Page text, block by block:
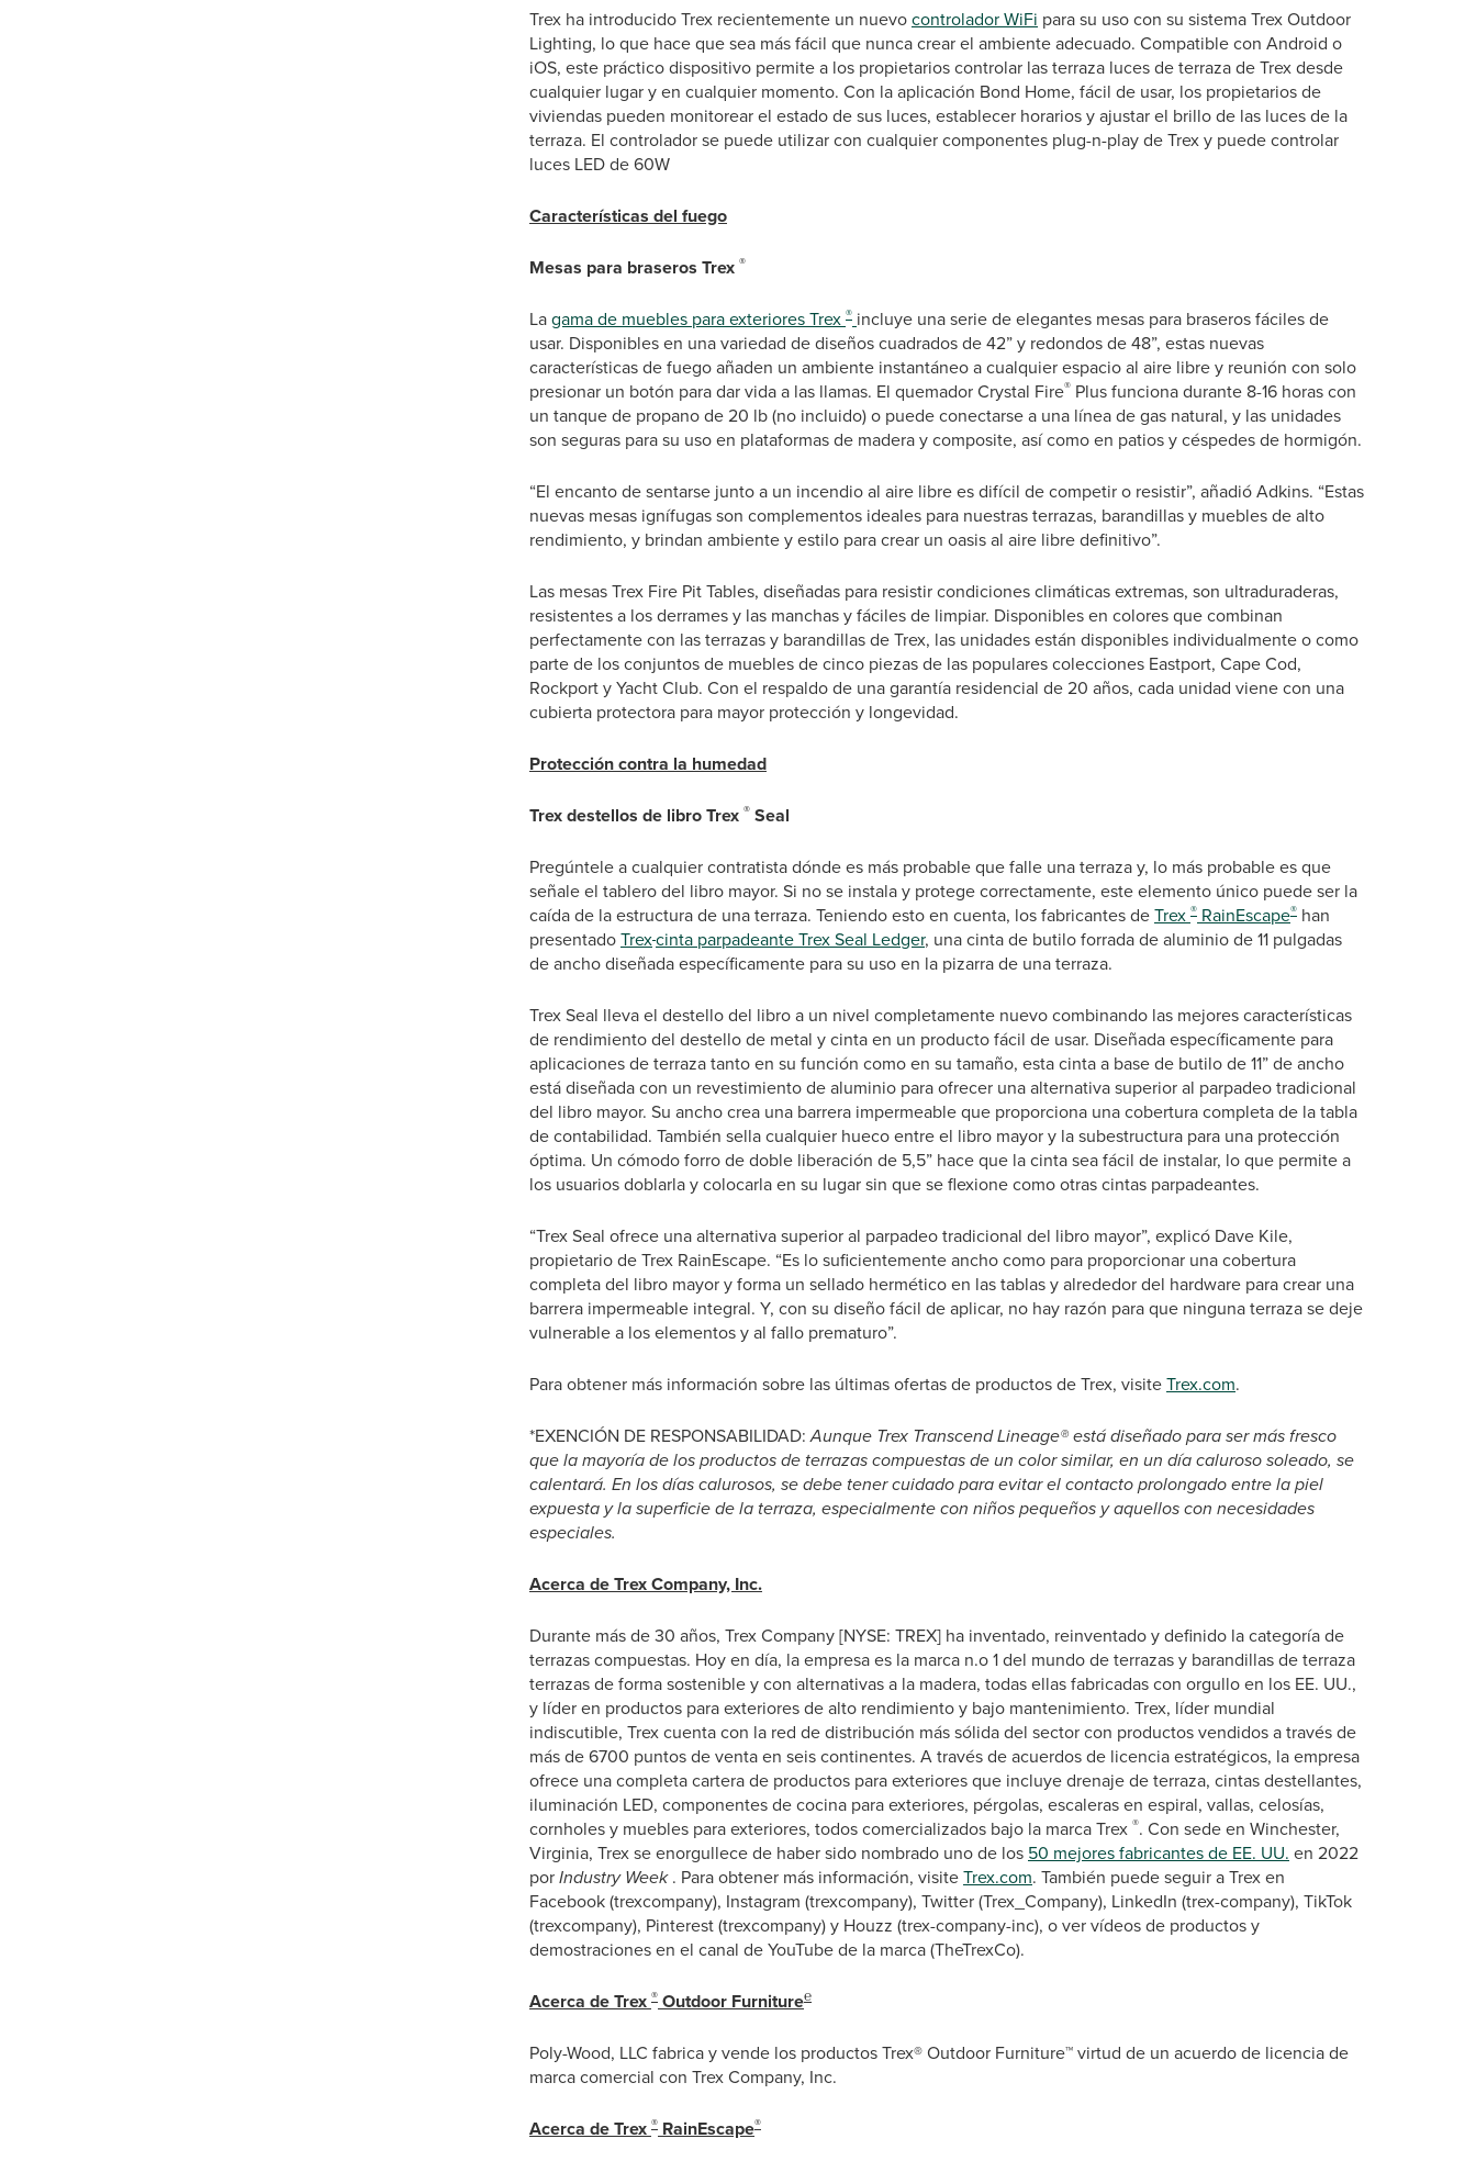
Trex ha introducido Trex recientemente un nuevocontrolador WiFi para su uso con su sistema Trex Outdoor
Lighting, lo que hace que sea más fácil que nunca crear el ambiente adecuado. Compatible con Android o
iOS, este práctico dispositivo permite a los propietarios controlar las terraza luces de terraza de Trex desde
cualquier lugar y en cualquier momento. Con la aplicación Bond Home, fácil de usar, los propietarios de
viviendas pueden monitorear el estado de sus luces, establecer horarios y ajustar el brillo de las luces de la
terraza. El controlador se puede utilizar con cualquier componentes plug-n-play de Trex y puede controlar
luces LED de 60W
Características del fuego
Mesas para braseros Trex ®
Lagama de muebles para exteriores Trex ® incluye una serie de elegantes mesas para braseros fáciles de
usar. Disponibles en una variedad de diseños cuadrados de 42” y redondos de 48”, estas nuevas
características de fuego añaden un ambiente instantáneo a cualquier espacio al aire libre y reunión con solo
presionar un botón para dar vida a las llamas. El quemador Crystal Fire® Plus funciona durante 8-16 horas con
un tanque de propano de 20 lb (no incluido) o puede conectarse a una línea de gas natural, y las unidades
son seguras para su uso en plataformas de madera y composite, así como en patios y céspedes de hormigón.
“El encanto de sentarse junto a un incendio al aire libre es difícil de competir o resistir”, añadió Adkins. “Estas
nuevas mesas ignífugas son complementos ideales para nuestras terrazas, barandillas y muebles de alto
rendimiento, y brindan ambiente y estilo para crear un oasis al aire libre definitivo”.
Las mesas Trex Fire Pit Tables, diseñadas para resistir condiciones climáticas extremas, son ultraduraderas,
resistentes a los derrames y las manchas y fáciles de limpiar. Disponibles en colores que combinan
perfectamente con las terrazas y barandillas de Trex, las unidades están disponibles individualmente o como
parte de los conjuntos de muebles de cinco piezas de las populares colecciones Eastport, Cape Cod,
Rockport y Yacht Club. Con el respaldo de una garantía residencial de 20 años, cada unidad viene con una
cubierta protectora para mayor protección y longevidad.
Protección contra la humedad
Trex destellos de libro Trex ® Seal
Pregúntele a cualquier contratista dónde es más probable que falle una terraza y, lo más probable es que
señale el tablero del libro mayor. Si no se instala y protege correctamente, este elemento único puede ser la
caída de la estructura de una terraza. Teniendo esto en cuenta, los fabricantes deTrex ® RainEscape® han
presentadoTrexcinta parpadeante Trex Seal Ledger, una cinta de butilo forrada de aluminio de 11 pulgadas
de ancho diseñada específicamente para su uso en la pizarra de una terraza.
Trex Seal lleva el destello del libro a un nivel completamente nuevo combinando las mejores características
de rendimiento del destello de metal y cinta en un producto fácil de usar. Diseñada específicamente para
aplicaciones de terraza tanto en su función como en su tamaño, esta cinta a base de butilo de 11” de ancho
está diseñada con un revestimiento de aluminio para ofrecer una alternativa superior al parpadeo tradicional
del libro mayor. Su ancho crea una barrera impermeable que proporciona una cobertura completa de la tabla
de contabilidad. También sella cualquier hueco entre el libro mayor y la subestructura para una protección
óptima. Un cómodo forro de doble liberación de 5,5” hace que la cinta sea fácil de instalar, lo que permite a
los usuarios doblarla y colocarla en su lugar sin que se flexione como otras cintas parpadeantes.
“Trex Seal ofrece una alternativa superior al parpadeo tradicional del libro mayor”, explicó Dave Kile,
propietario de Trex RainEscape. “Es lo suficientemente ancho como para proporcionar una cobertura
completa del libro mayor y forma un sellado hermético en las tablas y alrededor del hardware para crear una
barrera impermeable integral. Y, con su diseño fácil de aplicar, no hay razón para que ninguna terraza se deje
vulnerable a los elementos y al fallo prematuro”.
Para obtener más información sobre las últimas ofertas de productos de Trex, visiteTrex.com.
*EXENCIÓN DE RESPONSABILIDAD:Aunque Trex Transcend Lineage® está diseñado para ser más fresco
que la mayoría de los productos de terrazas compuestas de un color similar, en un día caluroso soleado, se
calentará. En los días calurosos, se debe tener cuidado para evitar el contacto prolongado entre la piel
expuesta y la superficie de la terraza, especialmente con niños pequeños y aquellos con necesidades
especiales.
Acerca de Trex Company, Inc.
Durante más de 30 años, Trex Company [NYSE: TREX] ha inventado, reinventado y definido la categoría de
terrazas compuestas. Hoy en día, la empresa es la marca n.o 1 del mundo de terrazas y barandillas de terraza
terrazas de forma sostenible y con alternativas a la madera, todas ellas fabricadas con orgullo en los EE. UU.,
y líder en productos para exteriores de alto rendimiento y bajo mantenimiento. Trex, líder mundial
indiscutible, Trex cuenta con la red de distribución más sólida del sector con productos vendidos a través de
más de 6700 puntos de venta en seis continentes. A través de acuerdos de licencia estratégicos, la empresa
ofrece una completa cartera de productos para exteriores que incluye drenaje de terraza, cintas destellantes,
iluminación LED, componentes de cocina para exteriores, pérgolas, escaleras en espiral, vallas, celosías,
cornholes y muebles para exteriores, todos comercializados bajo la marca Trex ®. Con sede en Winchester,
Virginia, Trex se enorgullece de haber sido nombrado uno de los 50 mejores fabricantes de EE. UU. en 2022
porIndustry Week. Para obtener más información, visiteTrex.com. También puede seguir a Trex en
Facebook (trexcompany), Instagram (trexcompany), Twitter (Trex_Company), LinkedIn (trex-company), TikTok
(trexcompany), Pinterest (trexcompany) y Houzz (trex-company-inc), o ver vídeos de productos y
demostraciones en el canal de YouTube de la marca (TheTrexCo).
Acerca de Trex ® Outdoor Furniture℮
Poly-Wood, LLC fabrica y vende los productos Trex® Outdoor Furniture™ virtud de un acuerdo de licencia de
marca comercial con Trex Company, Inc.
Acerca de Trex ® RainEscape®